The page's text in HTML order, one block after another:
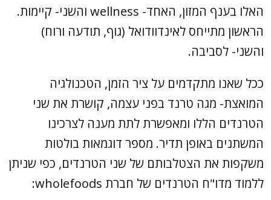
האלו בענף המזון, האחד- wellness והשני- קיימות.
הראשון מתייחס לאינדוודואל (גוף, תודעה ורוח)
והשני- לסביבה.
ככל שאנו מתקדמים על ציר הזמן, הטכנולגיה
המואצת- מגה טרנד בפני עצמה, קושרת את שני
הטרנדים הללו ומאפשרת לתת מענה לצרכינו
המשתנים באופן תדיר. מספר דוגמאות בולטות
משקפות את הצטלבותם של שני הטרנדים, כפי שניתן
ללמוד מדו"ח הטרנדים של חברת wholefoods: